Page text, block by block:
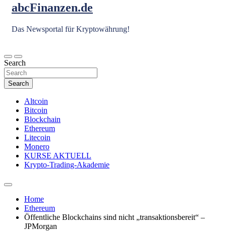
abcFinanzen.de
Das Newsportal für Kryptowährung!
Search
Search
Altcoin
Bitcoin
Blockchain
Ethereum
Litecoin
Monero
KURSE AKTUELL
Krypto-Trading-Akademie
Home
Ethereum
Öffentliche Blockchains sind nicht „transaktionsbereit“ –
JPMorgan